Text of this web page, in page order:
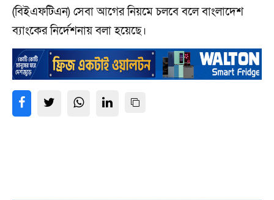
(বিইএফটিএন) সেবা আগের নিয়মে চলবে বলে বাংলাদেশ
ব্যাংকের নির্দেশনায় বলা হয়েছে।